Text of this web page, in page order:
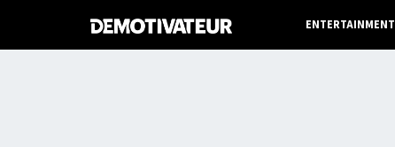
ENTERTAINMENT